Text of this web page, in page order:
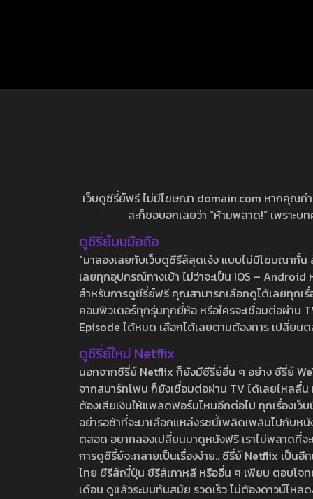
เว็บดูซีรี่ย์ฟรี ไม่มีโฆษณา domain.com หากคุณก
ละก็ขอบอกเลยว่า “ห้ามพลาด!” เพราะ
ดูซีรี่ย์บนมือถือ
"มาลองเลยกับเว็บดูซีรีส์สุดเจ๋ง แบบไม่มีโฆษณากั้
เลยทุกอุปกรณ์ทางเข้า ไม่ว่าจะเป็น IOS –
สำหรับการดูซีรี่ย์ฟรี คุณสามารถเลือกดูได้เลยทุกเ
คอมพิวเตอร์ทุกรุ่นทุกยี่ห้อ หรือใครจะเชื่อมต่อผ่าน
Episode ได้หมด เลือกได้เลยตามต้องการ เปลี่ยน
ดูซีรี่ย์ใหม่ Netflix
นอกจากซีรี่ย์ Netflix ก็ยังมีซีรี่ย์อื่น ๆ อย่าง ซีรี่ย์
จากสมาร์ทโฟน ก็ยังเชื่อมต่อผ่าน TV ได้เลยไหลลื่
ต้องเสียเงินให้แพลตฟอร์มไหนอีกต่อไป ทุกเรื่องเว็
อย่ารอช้าที่จะมาเลือกแหล่งรชนี้เพลิดเพลินไปกับห
ตลอด อยากลองเปลี่ยนมาดูหนังฟรี เราไม่พลาดที่
การดูซีรี่ย์จะกลายเป็นเรื่องง่าย.. ซีรี่ย์ Netflix เป็น
ไทย ซีรีส์ญี่ปุ่น ซีรีส์เกาหลี หรืออื่น ๆ เพียบ ตอบโจท
เดือน ดูแล้วระบบทันสมัย รวดเร็ว ไม่ต้องดาวน์โห